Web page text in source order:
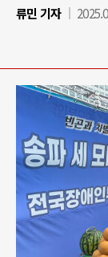
류민 기자